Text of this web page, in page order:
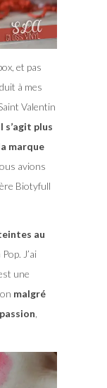
et pas
à mes
Valentin
s’agit plus
marque
avions
Biotyfull
au
J’ai
une
malgré